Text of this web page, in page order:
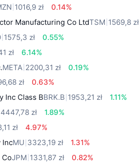
1016,9 zł
0.14%
Manufacturing Co LtdTSM 1569,8 zł
1575,3 zł
0.55%
zł
6.14%
META 2200,31 zł
0.19%
zł
0.63%
Inc Class BBRK.B 1953,21 zł
1.11%
4447,78 zł
1.89%
zł
4.97%
IncMU 3323,19 zł
1.31%
CoJPM 1331,87 zł
0.82%